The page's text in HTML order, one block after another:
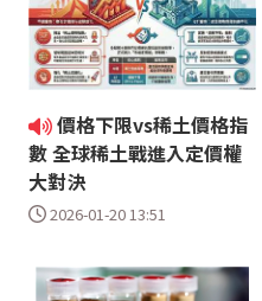
價格下限vs稀土價格指
數 全球稀土戰進入定價權
大對決
2026-01-20 13:51